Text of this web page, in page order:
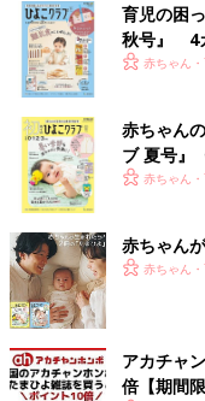
育児の困
秋号』 4
いっぱい！
赤ちゃん
赤ちゃん
ブ 夏号』
く！ おっ
赤ちゃん
赤ちゃん
赤ちゃん
アカチャ
倍【期間限